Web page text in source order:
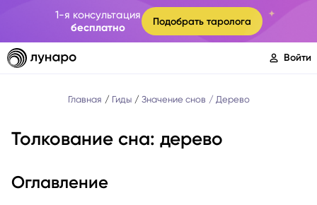
1-я консультация
бесплатно
Подобрать таролога
Войти
Главная Гиды Значение снов Дерево
Толкование сна: дерево
Оглавление